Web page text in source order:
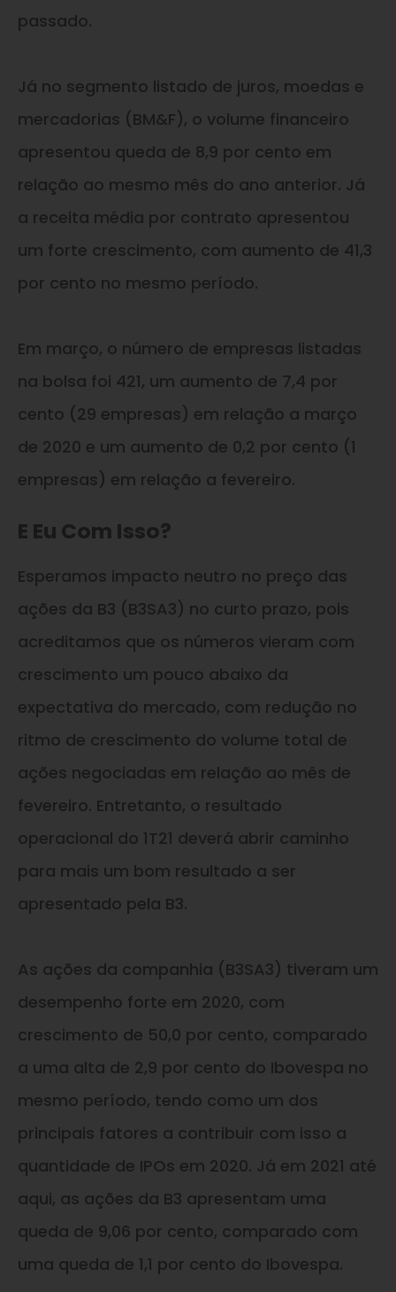
passado.
Já no segmento listado de juros, moedas e
mercadorias (BM&F), o volume financeiro
apresentou queda de 8,9 por cento em
relação ao mesmo mês do ano anterior. Já
a receita média por contrato apresentou
um forte crescimento, com aumento de 41,3
por cento no mesmo período.
Em março, o número de empresas listadas
na bolsa foi 421, um aumento de 7,4 por
cento (29 empresas) em relação a março
de 2020 e um aumento de 0,2 por cento (1
empresas) em relação a fevereiro.
E Eu Com Isso?
Esperamos impacto neutro no preço das
ações da B3 (B3SA3) no curto prazo, pois
acreditamos que os números vieram com
crescimento um pouco abaixo da
expectativa do mercado, com redução no
ritmo de crescimento do volume total de
ações negociadas em relação ao mês de
fevereiro. Entretanto, o resultado
operacional do 1T21 deverá abrir caminho
para mais um bom resultado a ser
apresentado pela B3.
As ações da companhia (B3SA3) tiveram um
desempenho forte em 2020, com
crescimento de 50,0 por cento, comparado
a uma alta de 2,9 por cento do Ibovespa no
mesmo período, tendo como um dos
principais fatores a contribuir com isso a
quantidade de IPOs em 2020. Já em 2021 até
aqui, as ações da B3 apresentam uma
queda de 9,06 por cento, comparado com
uma queda de 1,1 por cento do Ibovespa.